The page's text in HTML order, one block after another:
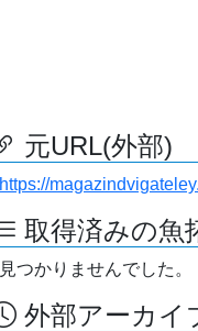
元URL(外部)
https://
取得済みの魚
見つかりませんでした。
外部アーカイ